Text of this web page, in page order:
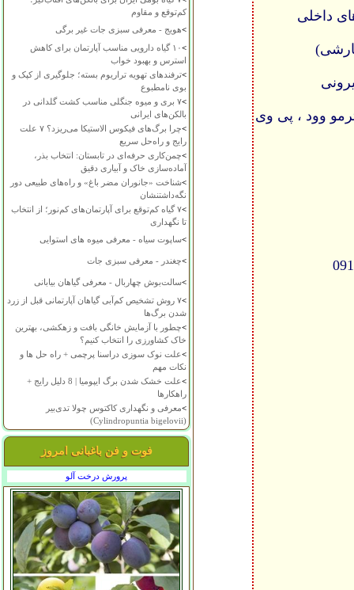
کم‌توقع و مقاوم
>هویج - معرفی سبزی جات غیر برگی
>
۱۰ گیاه دارویی مناسب آپارتمان برای کاهش
استرس و بهبود خواب
>ترفندهای تهویه تراریوم بسته؛ جلوگیری از کپک و
بوی نامطبوع
>
۷ بری و میوه جنگلی مناسب کشت گلدانی در
بالکن‌های ایرانی
>
چرا برگ‌های فیکوس الاستیکا می‌ریزد؟ ۷ علت
رایج و راه‌حل سریع
>چمن‌کاری حرفه‌ای در تابستان: انتخاب بذر،
آماده‌سازی خاک و آبیاری دقیق
>شناخت «جانوران مضر باغ» و راه‌های طبیعی دور
نگه‌داشتنشان
>
۷ گیاه کم‌توقع برای آپارتمان‌های کم‌نور؛ از انتخاب
تا نگهداری
>ساپوت سیاه - معرفی میوه های استوایی
>چغندر - معرفی سبزی جات
>سالت‌بوش چهاربال - معرفی گیاهان بیابانی
>
۷ روش تشخیص کم‌آبی گیاهان آپارتمانی قبل از زرد
شدن برگ‌ها
>چطور با آزمایش خانگی بافت و زهکشی، بهترین
خاک کشاورزی را انتخاب کنیم؟
>علت نوک سوزی دراسنا پرچمی + راه حل ها و
نکات مهم
>
علت خشک شدن برگ ایپومیا | 8 دلیل رایج +
راهکارها
>معرفی و نگهداری کاکتوس چولا تدی‌بیر
(Cylindropuntia bigelovii)
فوت و فن باغبانی امروز
پرورش درخت آلو
داخلی
وود ، پی وی